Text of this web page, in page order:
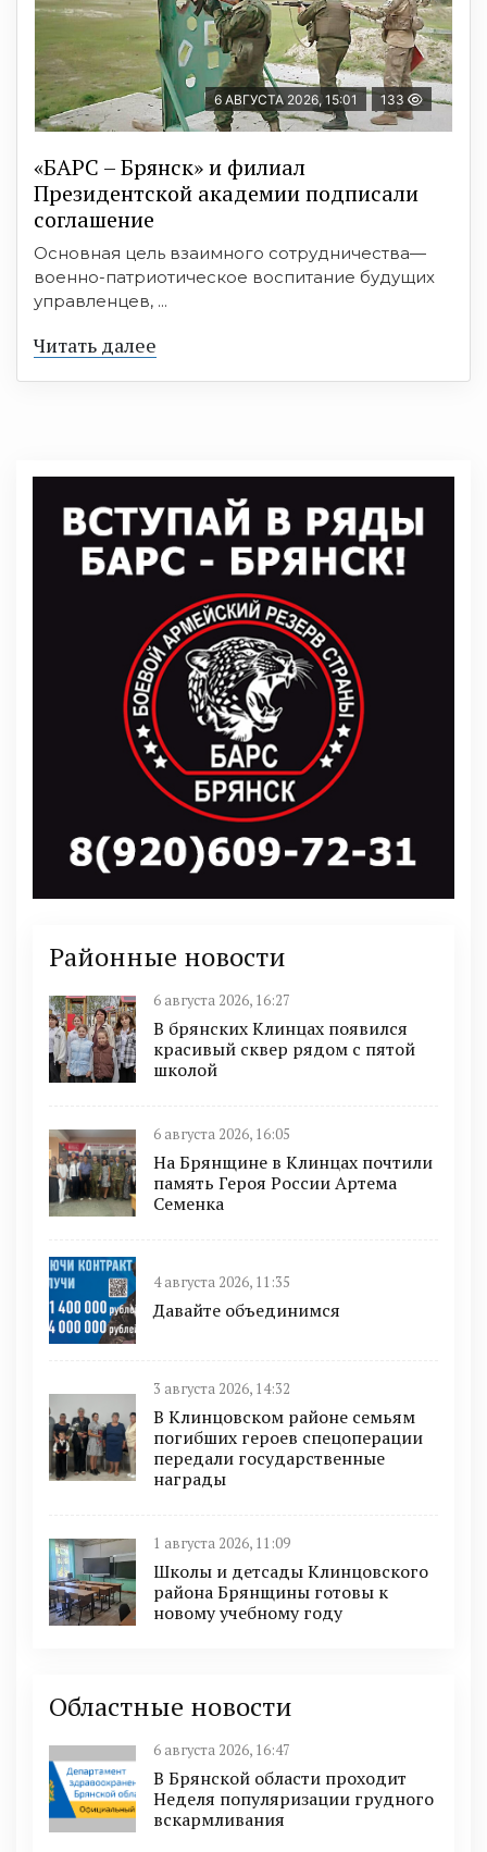
6 АВГУСТА 2026, 15:01 133
«БАРС – Брянск» и филиал
Президентской академии подписали
соглашение
Основная цель взаимного сотрудничества—
военно-патриотическое воспитание будущих
управленцев, ...
Читать далее
Районные новости
6 августа 2026, 16:27
В брянских Клинцах появился
красивый сквер рядом с пятой
школой
6 августа 2026, 16:05
На Брянщине в Клинцах почтили
память Героя России Артема
Семенка
4 августа 2026, 11:35
Давайте объединимся
3 августа 2026, 14:32
В Клинцовском районе семьям
погибших героев спецоперации
передали государственные
награды
1 августа 2026, 11:09
Школы и детсады Клинцовского
района Брянщины готовы к
новому учебному году
Областные новости
6 августа 2026, 16:47
В Брянской области проходит
Неделя популяризации грудного
вскармливания